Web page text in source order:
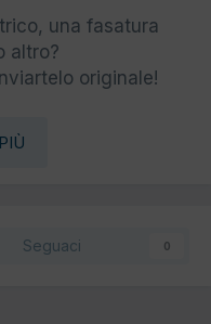
una fasatura
altro?
originale!
Seguaci 0